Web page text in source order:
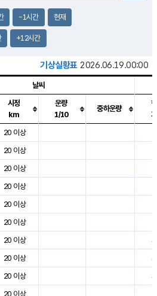
-1시간 현재
+12시간
기상실황표 2026.06.19.00:00
, 기온, 강수, 바람, 기압등을 안내한 표입
날씨
시정
km
운량
1/10
중하운량
20 이상
20 이상
20 이상
20 이상
20 이상
20 이상
20 이상
20 이상
20 이상
20 이상